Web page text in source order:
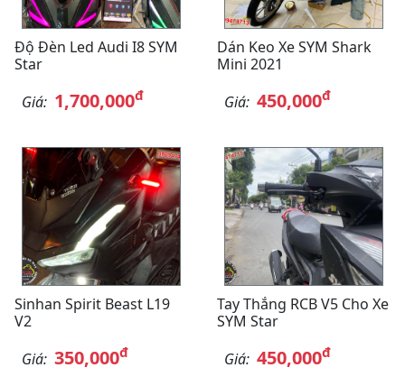
Độ Đèn Led Audi I8 SYM
Star
Giá: 1,700,000đ
Dán Keo Xe SYM Shark
Mini 2021
Giá: 450,000đ
Sinhan Spirit Beast L19
V2
Giá: 350,000đ
Tay Thắng RCB V5 Cho Xe
SYM Star
Giá: 450,000đ